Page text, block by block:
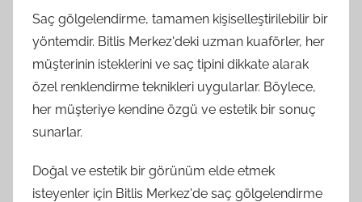
Saç gölgelendirme, tamamen kişiselleştirilebilir bir
yöntemdir. Bitlis Merkez'deki uzman kuaförler, her
müşterinin isteklerini ve saç tipini dikkate alarak
özel renklendirme teknikleri uygularlar. Böylece,
her müşteriye kendine özgü ve estetik bir sonuç
sunarlar.
Doğal ve estetik bir görünüm elde etmek
isteyenler için Bitlis Merkez'de saç gölgelendirme